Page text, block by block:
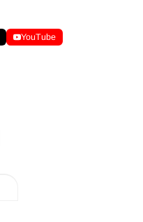
YouTube